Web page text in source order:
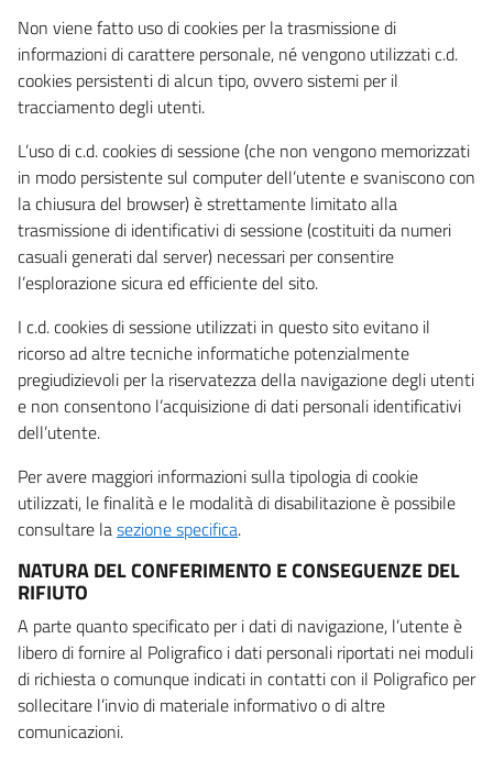
Non viene fatto uso di cookies per la trasmissione di
informazioni di carattere personale, né vengono utilizzati c.d.
cookies persistenti di alcun tipo, ovvero sistemi per il
tracciamento degli utenti.
L’uso di c.d. cookies di sessione (che non vengono memorizzati
in modo persistente sul computer dell’utente e svaniscono con
la chiusura del browser) è strettamente limitato alla
trasmissione di identificativi di sessione (costituiti da numeri
casuali generati dal server) necessari per consentire
l’esplorazione sicura ed efficiente del sito.
I c.d. cookies di sessione utilizzati in questo sito evitano il
ricorso ad altre tecniche informatiche potenzialmente
pregiudizievoli per la riservatezza della navigazione degli utenti
e non consentono l’acquisizione di dati personali identificativi
dell’utente.
Per avere maggiori informazioni sulla tipologia di cookie
utilizzati, le finalità e le modalità di disabilitazione è possibile
consultare lasezione specifica.
NATURA DEL CONFERIMENTO E CONSEGUENZE DEL
RIFIUTO
A parte quanto specificato per i dati di navigazione, l’utente è
libero di fornire al Poligrafico i dati personali riportati nei moduli
di richiesta o comunque indicati in contatti con il Poligrafico per
sollecitare l’invio di materiale informativo o di altre
comunicazioni.